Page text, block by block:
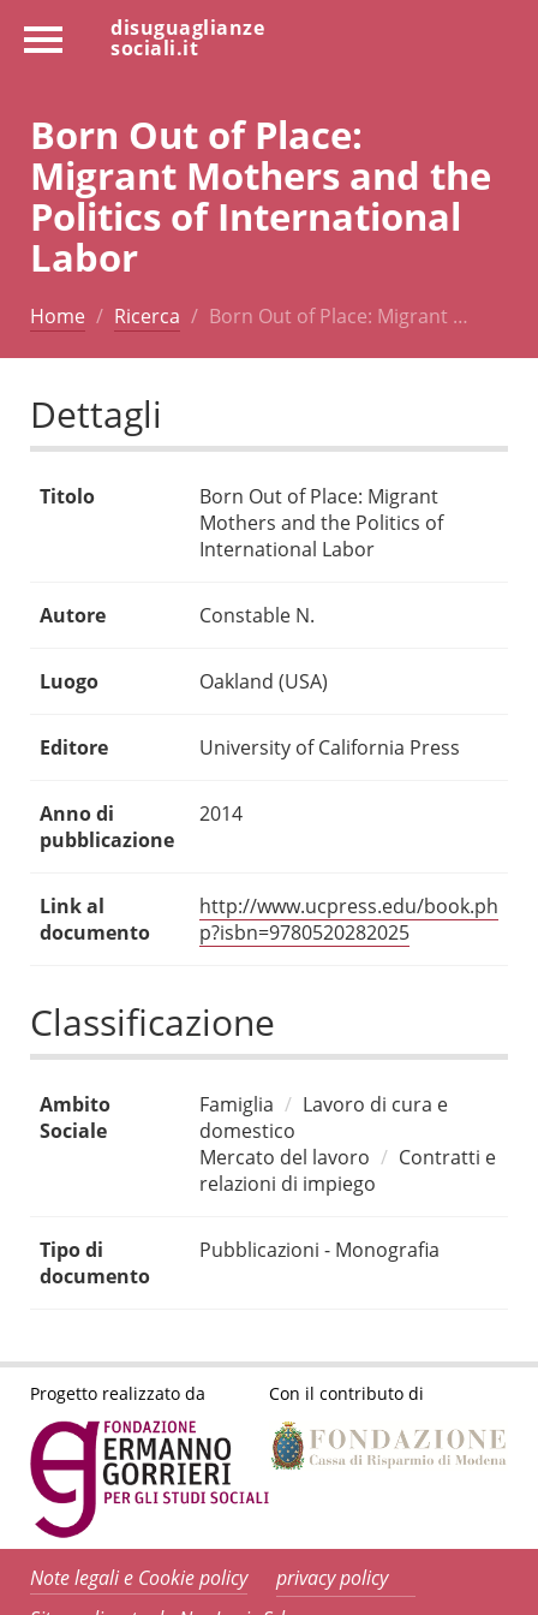
disuguaglianze
sociali.it
Born Out of Place:
Migrant Mothers and the
Politics of International
Labor
Home Ricerca Born Out of Place: Migrant …
Dettagli
Titolo
Born Out of Place: Migrant
Mothers and the Politics of
International Labor
Autore Constable N.
Luogo Oakland (USA)
Editore University of California Press
Anno di
pubblicazione
2014
Link al
documento
http://www.ucpress.edu/book.ph
p?isbn=9780520282025
Classificazione
Ambito
Sociale
Famiglia
Lavoro di cura e
domestico
Mercato del lavoro
Contratti e
relazioni di impiego
Tipo di
documento
Pubblicazioni - Monografia
Progetto realizzato da Con il contributo di
Note legali e Cookie policy
privacy policy